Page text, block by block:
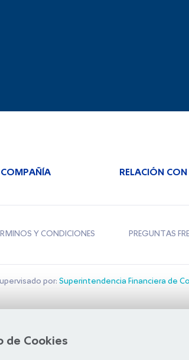
de Cookies
COMPAÑÍA RELACIÓN
Y CONDICIONES PREGUNTAS
por: Superintendencia Financiera de